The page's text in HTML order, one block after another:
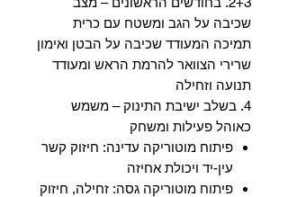
שכיבה על הגב ומשטח עם כרית
תמיכה המעודד שכיבה על הבטן ואימון
שרירי הצוואר להרמת הראש ומעודד
תנועה וזחילה
4. בשלב ישיבת התינוק – משמש
כאוהל פעילות ומשחק
פיתוח מוטוריקה עדינה: חיזוק קשר
עין-יד ויכולת אחיזה
פיתוח מוטוריקה גסה: זחילה, חיזוק